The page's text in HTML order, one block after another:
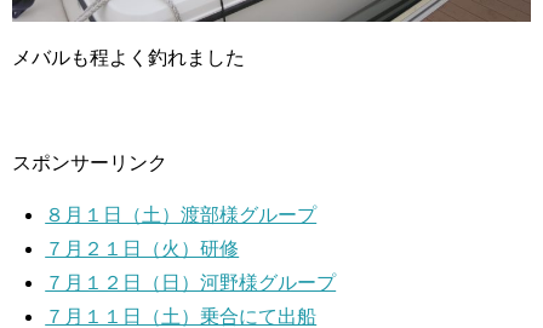
メバルも程よく釣れました
スポンサーリンク
８月１日（土）渡部様グループ
７月２１日（火）研修
７月１２日（日）河野様グループ
７月１１日（土）乗合にて出船